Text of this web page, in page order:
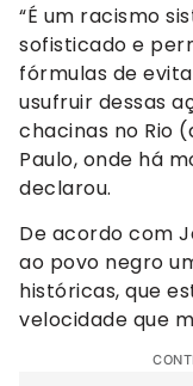
“É um racismo
sofisticado e
fórmulas de
usufruir dessas
chacinas no Rio
Paulo, onde há
declarou.
De acordo com
ao povo negro
históricas, que
velocidade que